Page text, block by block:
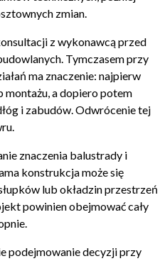
zmian.
z wykonawcą przed
Tymczasem przy
ma znaczenie: najpierw
a dopiero potem
i zabudów. Odwrócenie tej
znaczenia balustrady i
konstrukcja może się
lub okładzin przestrzeń
powinien obejmować cały
podejmowanie decyzji przy